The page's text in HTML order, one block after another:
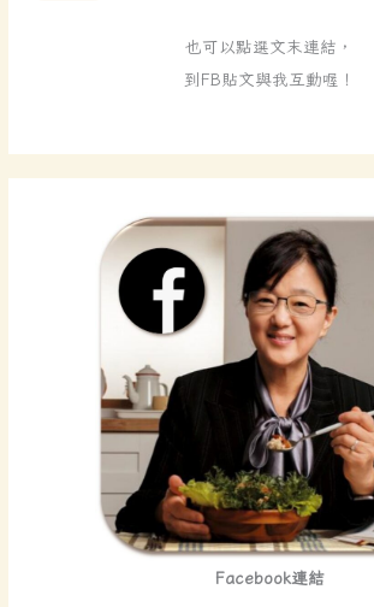
也可以點選文末連結，
到FB貼文與我互動喔！
Facebook連結